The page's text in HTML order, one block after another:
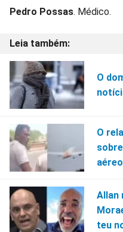
Pedro Possas. Médico.
O
O
Allan
teu